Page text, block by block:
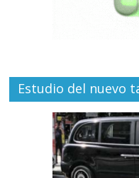
Estudio del nuevo